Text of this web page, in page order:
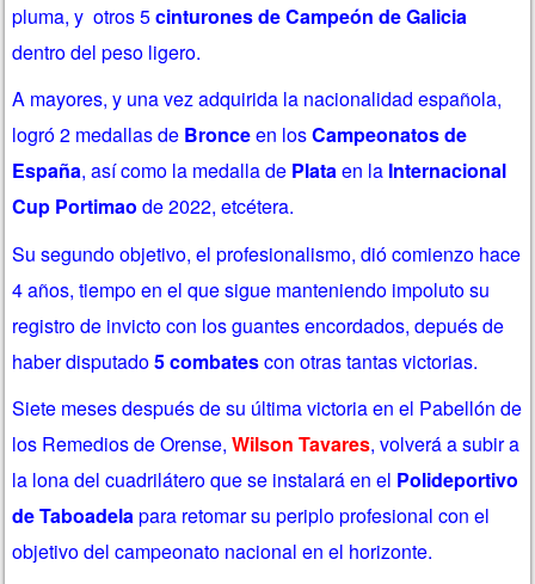
pluma, y otros 5cinturones de Campeón de Galicia
dentro del peso ligero.
A mayores, y una vez adquirida la nacionalidad española,
logró 2 medallas de Bronceen losCampeonatos de
España, así como la medalla de Plataen la Internacional
Cup Portimao de 2022, etcétera.
Su segundo objetivo, el profesionalismo, dió comienzo hace
4 años, tiempo en el que sigue manteniendo impoluto su
registro de invicto con los guantes encordados, depués de
haber disputado5 combatescon otras tantas victorias.
Siete meses después de su última victoria en el Pabellón de
los Remedios de Orense,Wilson Tavares, volverá a subir a
la lona del cuadrilátero que se instalará en el Polideportivo
de Taboadelapara retomar su periplo profesional con el
objetivo del campeonato nacional en el horizonte.